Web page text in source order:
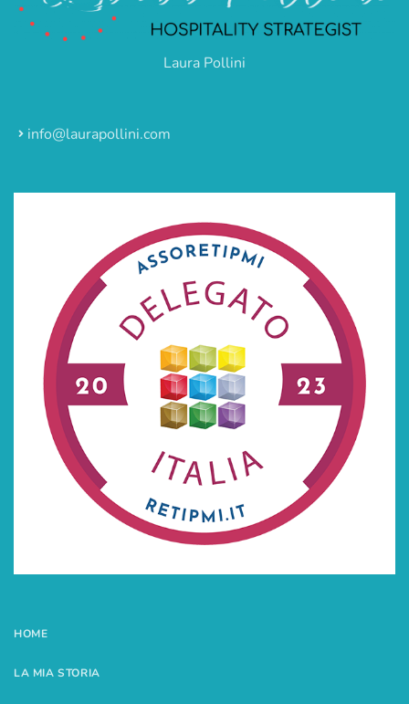
Laura Pollini
info@laurapollini.com
HOME
LA MIA STORIA